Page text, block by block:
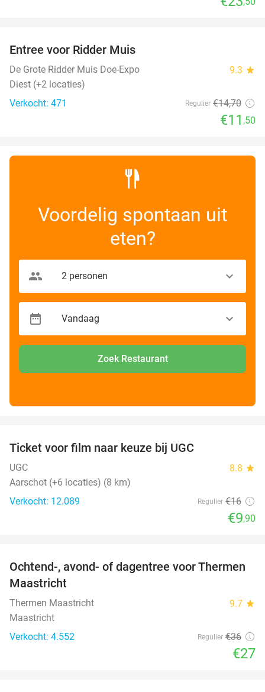
Entree voor Ridder Muis
De Grote Ridder Muis Doe-Expo 9.3 star
Diest (+2 locaties)
Verkocht: 471
Regulier €14,70
€11 ,50
Voordelig spontaan uit
eten?
Zoek Restaurant
Ticket voor film naar keuze bij UGC
UGC 8.8 star
Aarschot (+6 locaties) (8 km)
Verkocht: 12.089
Regulier €16
€9,90
25%
Ochtend-, avond- of dagentree voor Thermen
Maastricht
Thermen Maastricht 9.7 star
Maastricht
Verkocht: 4.552
Regulier €36
€27